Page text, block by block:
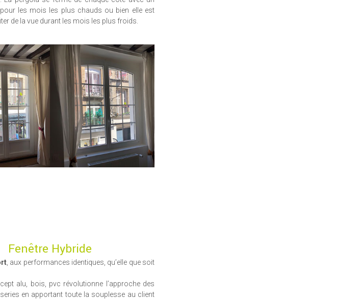
pour les mois les plus chauds ou bien elle est
de la vue durant les mois les plus froids.
Fenêtre Hybride
, aux performances identiques, qu’elle que soit
alu, bois, pvc révolutionne l’approche des
en apportant toute la souplesse au client